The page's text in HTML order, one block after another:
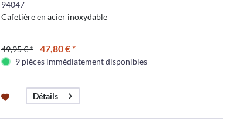
94047
Cafetière en acier inoxydable
49,95 € * 47,80 € *
9 pièces immédiatement disponibles
Détails